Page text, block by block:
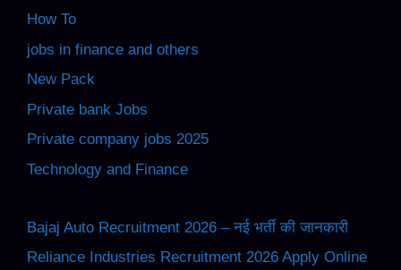
How To
jobs in finance and others
New Pack
Private bank Jobs
Private company jobs 2025
Technology and Finance
Bajaj Auto Recruitment 2026 – नई भर्ती की जानकारी
Reliance Industries Recruitment 2026 Apply Online